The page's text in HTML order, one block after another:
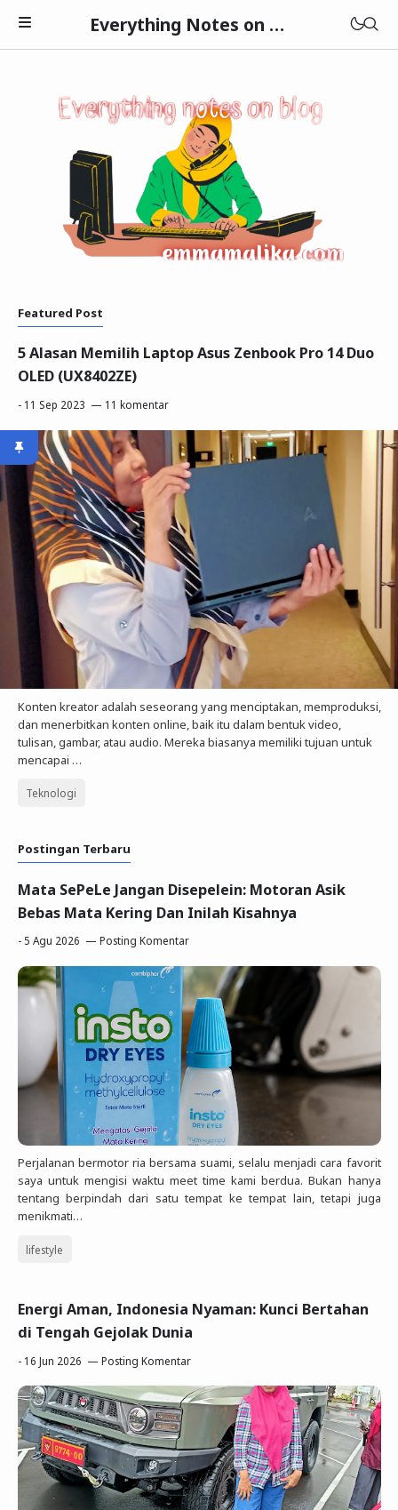
Everything Notes on blog Emma Malika
Lifestyle
Finansial
Featured Post
5 Alasan Memilih Laptop Asus Zenbook Pro 14 Duo
OLED (UX8402ZE)
- 11 Sep 2023 11 komentar
Konten kreator adalah seseorang yang menciptakan, memproduksi,
dan menerbitkan konten online, baik itu dalam bentuk video,
tulisan, gambar, atau audio. Mereka biasanya memiliki tujuan untuk
mencapai …
Teknologi
Postingan Terbaru
Mata SePeLe Jangan Disepelein: Motoran Asik
Bebas Mata Kering Dan Inilah Kisahnya
- 5 Agu 2026 Posting Komentar
Perjalanan bermotor ria bersama suami, selalu menjadi cara favorit
saya untuk mengisi waktu meet time kami berdua. Bukan hanya
tentang berpindah dari satu tempat ke tempat lain, tetapi juga
menikmati…
lifestyle
Energi Aman, Indonesia Nyaman: Kunci Bertahan
di Tengah Gejolak Dunia
- 16 Jun 2026 Posting Komentar